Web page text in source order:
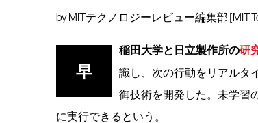
byMITテクノロジーレビュー編集部 [MIT
早
稲田大学と日立製作所の研
識し、次の行動をリアルタ
御技術を開発した。未学習
に実行できるという。